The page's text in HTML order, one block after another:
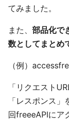
てみました。
また、 部品化で
数としてまとめ
（例）
「リクエスト
「レスポンス
回freeeAPIにア